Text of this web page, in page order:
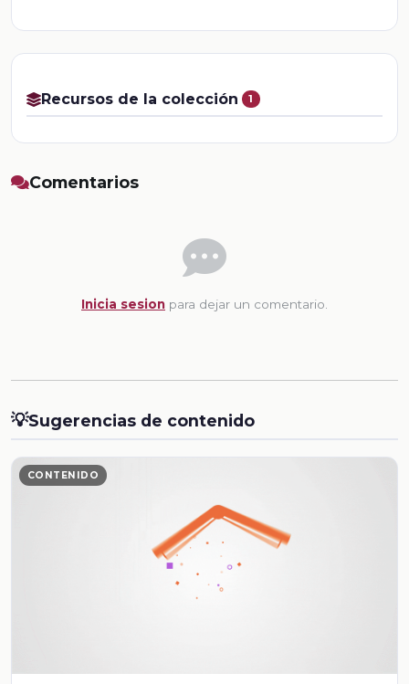
Recursos de la colección 1
Comentarios
Inicia sesion para dejar un comentario.
💡Sugerencias de contenido
CONTENIDO